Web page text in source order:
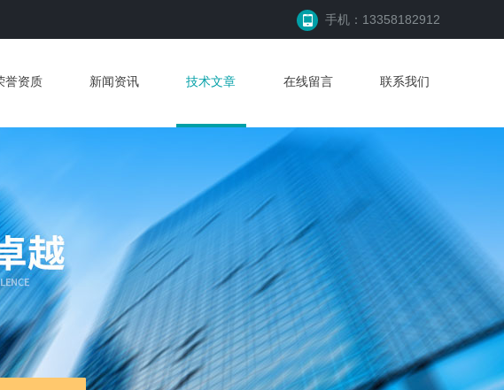
手机：13358182912
誉资质 新闻资讯 技术文章 在线留言 联系我们